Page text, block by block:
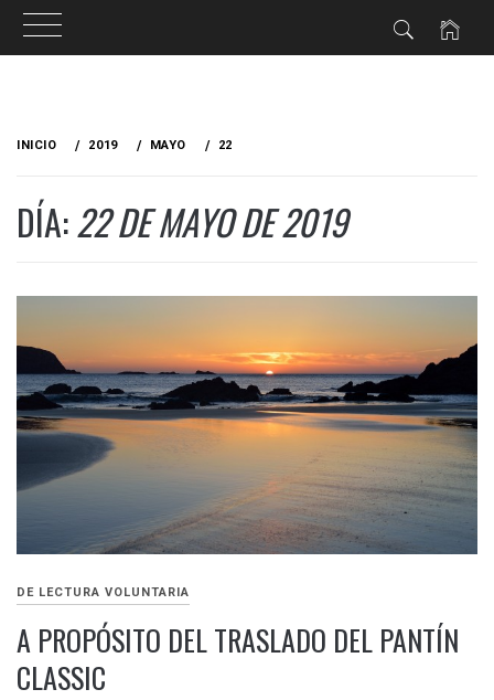
INICIO 2019 MAYO 22
DÍA:22 DE MAYO DE 2019
DE LECTURA VOLUNTARIA
A PROPÓSITO DEL TRASLADO DEL PANTÍN
CLASSIC